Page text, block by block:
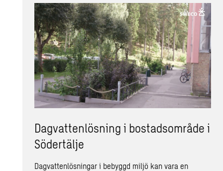
Dagvattenlösning i bostadsområde i
Södertälje
Dagvattenlösningar i bebyggd miljö kan vara en